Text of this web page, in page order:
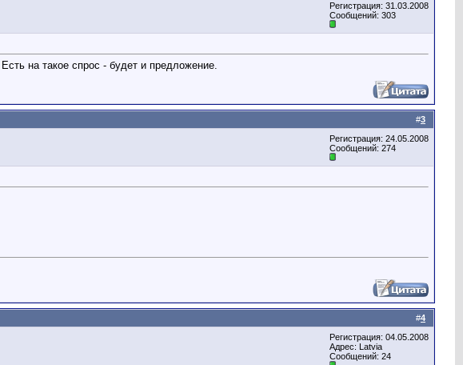
Регистрация: 31.03.2008
Сообщений: 303
на такое спрос - будет и предложение.
#3
Регистрация: 24.05.2008
Сообщений: 274
#4
Регистрация: 04.05.2008
Адрес: Latvia
Сообщений: 24